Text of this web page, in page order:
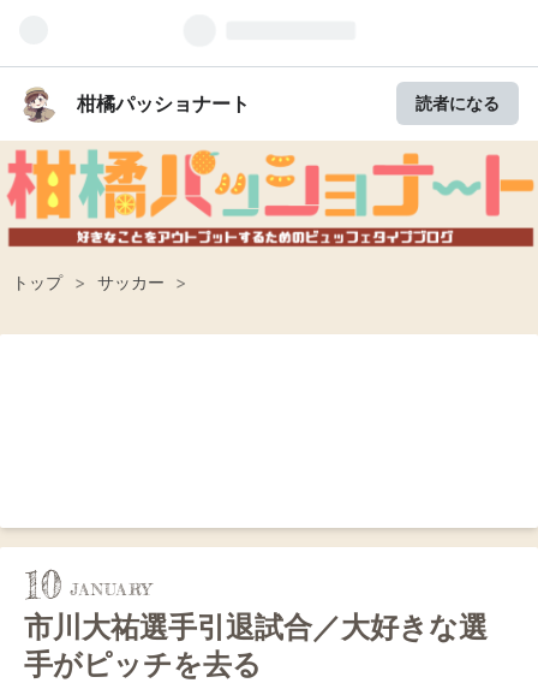
柑橘パッショナート 読者になる
トップ > サッカー >
10
市川大祐選手引退試合／大好きな選
手がピッチを去る